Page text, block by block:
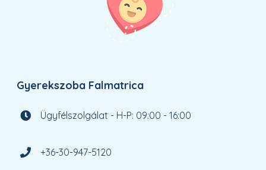
Gyerekszoba Falmatrica
Ügyfélszolgálat - H-P: 09:00 - 16:00
+36-30-947-5120